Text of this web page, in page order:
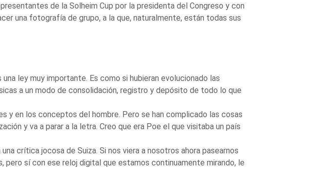
de la Solheim Cup por la presidenta del Congreso y con
una fotografía de grupo, a la que, naturalmente, están todas sus
ley muy importante. Es como si hubieran evolucionado las
a un modo de consolidación, registro y depósito de todo lo que
y en los conceptos del hombre. Pero se han complicado las cosas
y va a parar a la letra. Creo que era Poe el que visitaba un país
crítica jocosa de Suiza. Si nos viera a nosotros ahora pasearnos
pero sí con ese reloj digital que estamos continuamente mirando, le